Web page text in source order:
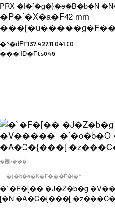
PRX �I�[�g�}�e�B�b�N
�P�[�X�a�F42 mm
���[�u�����g�F
�^�ԁFT137.427.11.041.00
���iID�Fts045
�݌ɂ���
�{�b�e�K�E���F�l�^
�`�F�[�� �J�Z�b�g
[�N �A�C�{���[